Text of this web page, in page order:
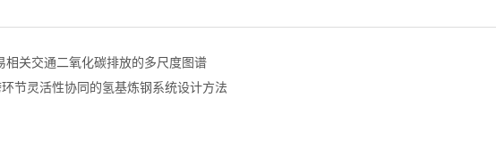
关交通二氧化碳排放的多尺度图谱
节灵活性协同的氢基炼钢系统设计方法